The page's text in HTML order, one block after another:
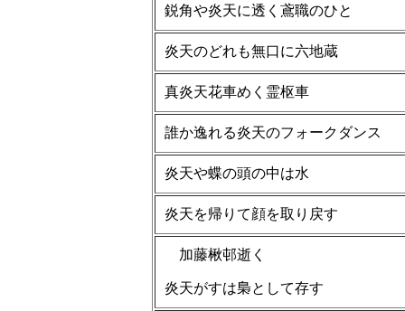
鋭角や炎天に透く鳶職のひと
炎天のどれも無口に六地蔵
真炎天花車めく霊枢車
誰か逸れる炎天のフォークダンス
炎天や蝶の頭の中は水
炎天を帰りて顔を取り戻す
加藤楸邨逝く
炎天がすは梟として存す